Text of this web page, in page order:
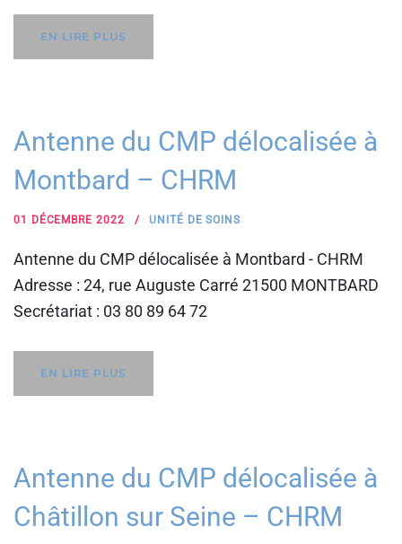
EN LIRE PLUS
Antenne du CMP délocalisée à
Montbard – CHRM
01 DÉCEMBRE 2022 UNITÉ DE SOINS
Antenne du CMP délocalisée à Montbard - CHRM
Adresse : 24, rue Auguste Carré 21500 MONTBARD
Secrétariat : 03 80 89 64 72
EN LIRE PLUS
Antenne du CMP délocalisée à
Châtillon sur Seine – CHRM